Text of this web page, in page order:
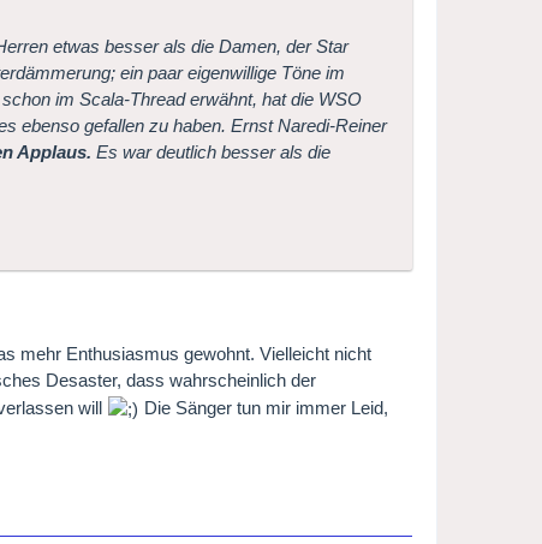
etwas besser als die Damen, der Star
ein paar eigenwillige Töne im
im Scala-Thread erwähnt, hat die WSO
ebenso gefallen zu haben. Ernst Naredi-Reiner
Applaus. Es war deutlich besser als die
mehr Enthusiasmus gewohnt. Vielleicht nicht
Desaster, dass wahrscheinlich der
will
Die Sänger tun mir immer Leid,